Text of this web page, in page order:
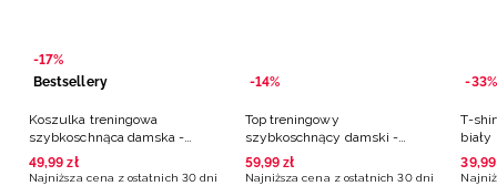
-17%
Bestsellery
Koszulka treningowa
szybkoschnąca damska -
czarna
49,99 zł
Najniższa cena z ostatnich 30 dni
-14%
Top treningowy
szybkoschnący damski -
czarny
59,99 zł
Najniższa cena z ostatnich 30 dni
-33%
T-
biały
39,99